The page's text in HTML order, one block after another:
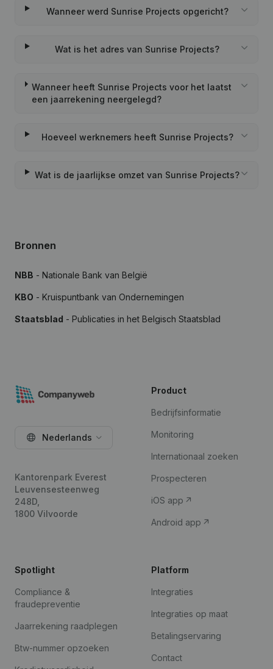
Wanneer werd Sunrise Projects opgericht?
Wat is het adres van Sunrise Projects?
Wanneer heeft Sunrise Projects voor het laatst
een jaarrekening neergelegd?
Hoeveel werknemers heeft Sunrise Projects?
Wat is de jaarlijkse omzet van Sunrise Projects?
Bronnen
NBB - Nationale Bank van België
KBO - Kruispuntbank van Ondernemingen
Staatsblad - Publicaties in het Belgisch Staatsblad
Nederlands
Kantorenpark Everest
Leuvensesteenweg
248D,
1800 Vilvoorde
Product
Bedrijfsinformatie
Monitoring
Internationaal zoeken
Prospecteren
iOS app
Android app
Spotlight
Compliance &
fraudepreventie
Jaarrekening raadplegen
Btw-nummer opzoeken
Platform
Integraties
Integraties op maat
Betalingservaring
Contact